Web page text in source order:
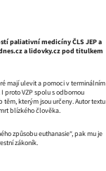
paliativní medicíny ČLS JEP a
a lidovky.cz pod titulkem
mají ulevit a pomoci v terminálním
proto VZP spolu s odbornou
kterým jsou určeny. Autor textu
blízkého člověka.
způsobu euthanasie“, pak mu je
zákoník.